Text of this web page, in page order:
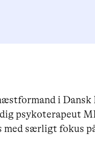
i
psykoterapeut
med særligt fokus